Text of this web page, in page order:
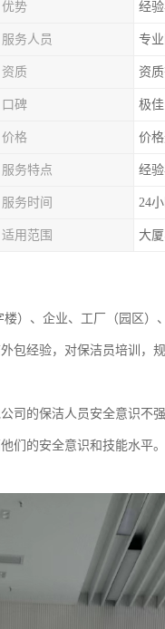
优势 经
服务人员 专
资质 资
口碑 极佳
价格 价
服务特点 经
服务时间 24
适用范围 大
）、企业、工厂（园区）
包经验，对保洁员培训，
司的保洁人员安全意识不
们的安全意识和技能水平